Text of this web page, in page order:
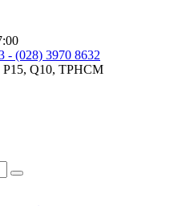
- (028) 3970 8632
Q10, TPHCM